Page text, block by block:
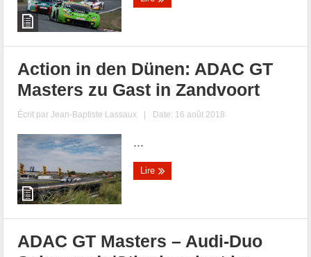
Action in den Dünen: ADAC GT
Masters zu Gast in Zandvoort
Écrit parJean-Baptiste Lassaux | Date: 16 août 2018
...
Lire
ADAC GT Masters – Audi-Duo